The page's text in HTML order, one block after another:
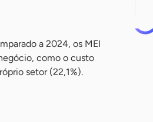
a 2024, os MEI
como o custo
setor (22,1%).